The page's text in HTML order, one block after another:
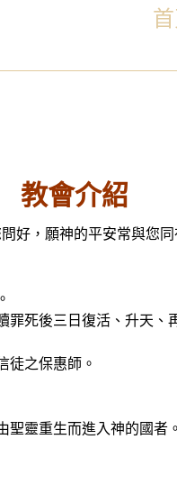
教會介紹
好，願神的平安常與您同
罪死後三日復活、升天、
徒之保惠師。
聖靈重生而進入神的國者。